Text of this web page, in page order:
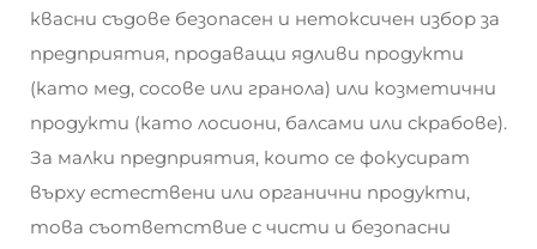
квасни съдове безопасен и нетоксичен избор за
предприятия, продаващи ядливи продукти
(като мед, сосове или гранола) или козметични
продукти (като лосиони, балсами или скрабове).
За малки предприятия, които се фокусират
върху естествени или органични продукти,
това съответствие с чисти и безопасни